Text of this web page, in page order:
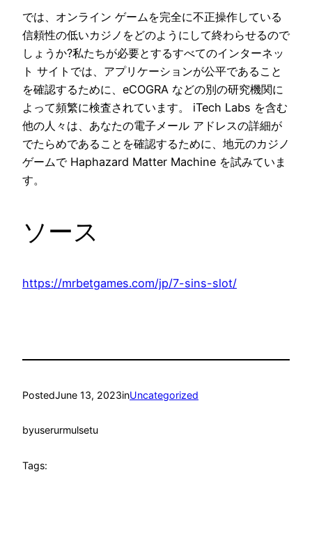
では、オンライン ゲームを完全に不正操作している
信頼性の低いカジノをどのようにして終わらせるので
しょうか?私たちが必要とするすべてのインターネッ
ト サイトでは、アプリケーションが公平であること
を確認するために、eCOGRA などの別の研究機関に
よって頻繁に検査されています。 iTech Labs を含む
他の人々は、あなたの電子メール アドレスの詳細が
でたらめであることを確認するために、地元のカジノ
ゲームで Haphazard Matter Machine を試みていま
す。
ソース
https://mrbetgames.com/jp/7-sins-slot/
PostedJune 13, 2023inUncategorized
byuserurmulsetu
Tags: